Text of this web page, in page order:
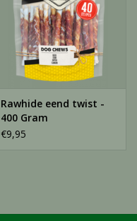
Rawhide eend twist -
400 Gram
€9,95